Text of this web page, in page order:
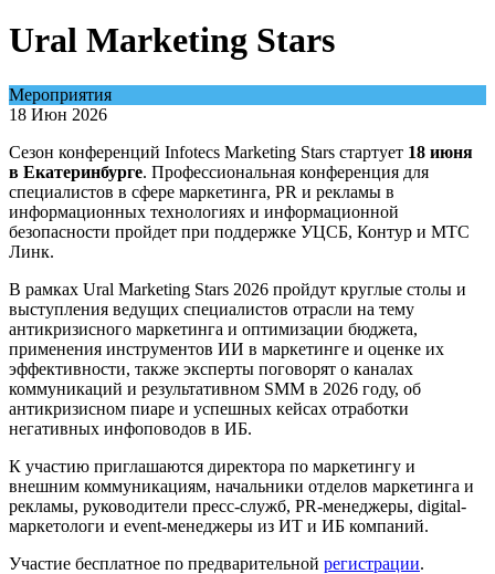
Ural Marketing Stars
Мероприятия
18 Июн 2026
Сезон конференций Infotecs Marketing Stars стартует 18 июня
в Екатеринбурге. Профессиональная конференция для
специалистов в сфере маркетинга, PR и рекламы в
информационных технологиях и информационной
безопасности пройдет при поддержке УЦСБ, Контур и МТС
Линк.
В рамках Ural Marketing Stars 2026 пройдут круглые столы и
выступления ведущих специалистов отрасли на тему
антикризисного маркетинга и оптимизации бюджета,
применения инструментов ИИ в маркетинге и оценке их
эффективности, также эксперты поговорят о каналах
коммуникаций и результативном SMM в 2026 году, об
антикризисном пиаре и успешных кейсах отработки
негативных инфоповодов в ИБ.
К участию приглашаются директора по маркетингу и
внешним коммуникациям, начальники отделов маркетинга и
рекламы, руководители пресс-служб, PR-менеджеры, digital-
маркетологи и event-менеджеры из ИТ и ИБ компаний.
Участие бесплатное по предварительной регистрации.